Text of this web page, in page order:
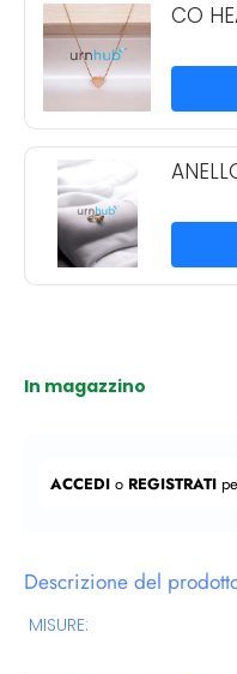
CO
In magazzino
ACCEDI o REGISTRATI
Descrizione del
MISURE: